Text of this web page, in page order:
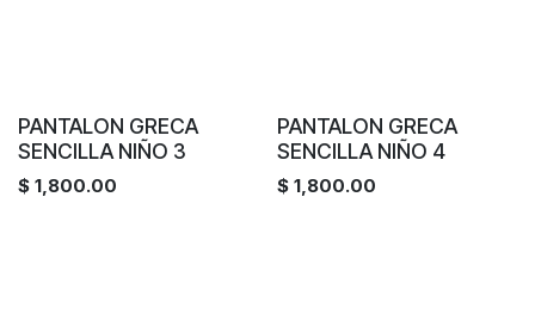
PANTALON GRECA
SENCILLA NIÑO 3
$ 1,800.00
PANTALON GRECA
SENCILLA NIÑO 4
$ 1,800.00